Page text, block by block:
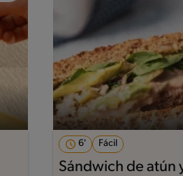
6' Fácil
Sándwich de atún